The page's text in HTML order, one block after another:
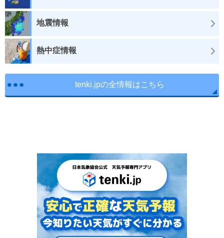
地震情報
熱中症情報
tenki.jpの全情報はこちら